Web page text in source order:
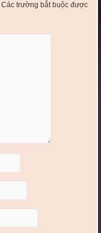
Các trường bắt buộc được